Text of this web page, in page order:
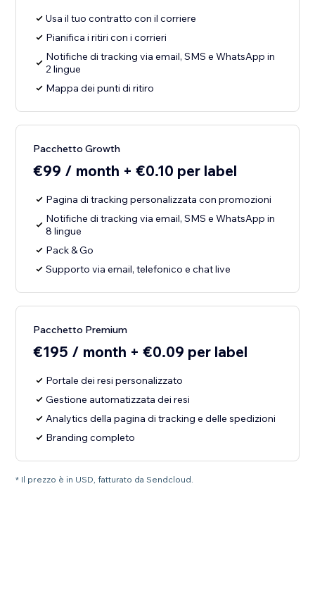
Usa il tuo contratto con il corriere
Pianifica i ritiri con i corrieri
Notifiche di tracking via email, SMS e WhatsApp in
2 lingue
Mappa dei punti di ritiro
Pacchetto Growth
€99 / month + €0.10 per label
Pagina di tracking personalizzata con promozioni
Notifiche di tracking via email, SMS e WhatsApp in
8 lingue
Pack & Go
Supporto via email, telefonico e chat live
Pacchetto Premium
€195 / month + €0.09 per label
Portale dei resi personalizzato
Gestione automatizzata dei resi
Analytics della pagina di tracking e delle spedizioni
Branding completo
* Il prezzo è in USD, fatturato da Sendcloud.